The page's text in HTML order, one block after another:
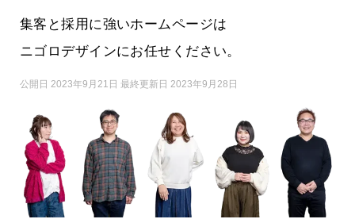
集客と採用に強いホームページは
ニゴロデザインにお任せください。
公開日 2023年9月21日 最終更新日 2023年9月28日